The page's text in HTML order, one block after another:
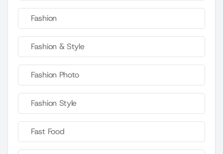
Fashion
Fashion & Style
Fashion Photo
Fashion Style
Fast Food